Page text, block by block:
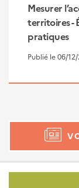
Mesurer
territoires -
pratiques
Publié le 06/
Pied